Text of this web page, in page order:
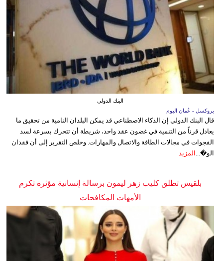
البنك الدولي
بروكسل - عُمان اليوم
قال البنك الدولي إن الذكاء الاصطناعي قد يمكن البلدان النامية من تحقيق ما
يعادل قرناً من التنمية في غضون عقد واحد، شريطة أن تتحرك بسرعة لسد
الفجوات في مجالات الطاقة والاتصال والمهارات. وخلص التقرير إلى أن فقدان
الو�...
المزيد
بلقيس تطلق كليب زهر ليمون برسالة إنسانية مؤثرة تكرم
الأمهات المكافحات